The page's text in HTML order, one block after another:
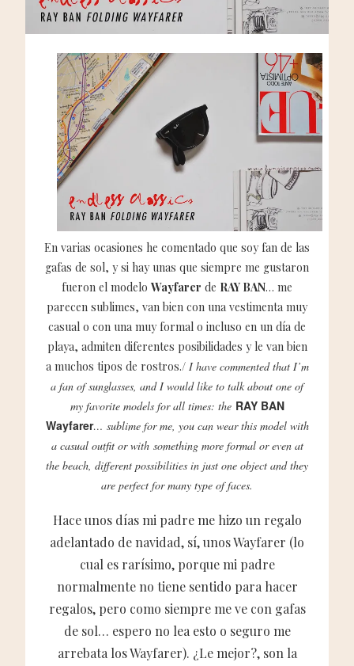
En varias ocasiones he comentado que soy fan de las
gafas de sol, y si hay unas que siempre me gustaron
fueron el modelo Wayfarer de RAY BAN… me
parecen sublimes, van bien con una vestimenta muy
casual o con una muy formal o incluso en un día de
playa, admiten diferentes posibilidades y le van bien
a muchos tipos de rostros./I have commented that I’m
a fan of sunglasses, and I would like to talk about one of
my favorite models for all times: the RAY BAN
Wayfarer… sublime for me, you can wear this model with
a casual outfit or with something more formal or even at
the beach, different possibilities in just one object and they
are perfect for many type of faces.
Hace unos días mi padre me hizo un regalo
adelantado de navidad, sí, unos Wayfarer (lo
cual es rarísimo, porque mi padre
normalmente no tiene sentido para hacer
regalos, pero como siempre me ve con gafas
de sol… espero no lea esto o seguro me
arrebata los Wayfarer). ¿Le mejor?, son la